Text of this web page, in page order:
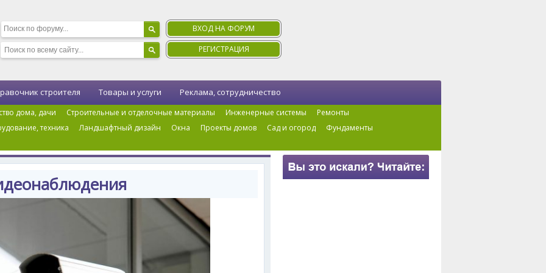
ВХОД НА ФОРУМ
РЕГИСТРАЦИЯ
дома, дачи Строительные и отделочные материалы Инженерные системы
Ремонты
техника Ландшафтный дизайн Окна Проекты домов Сад и огород
Фундаменты
строителя Товары и услуги Реклама, сотрудничество